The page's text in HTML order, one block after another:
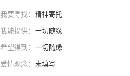
我要寻找： 精神寄托
我能提供： 一切随缘
希望得到： 一切随缘
爱情观念： 未填写